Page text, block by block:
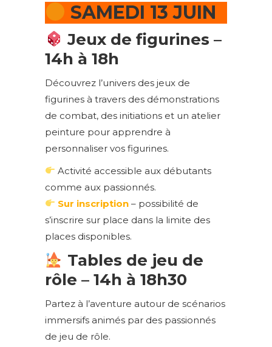
SAMEDI 13 JUIN
Jeux de figurines –
14h à 18h
Découvrez l’univers des jeux de
figurines à travers des démonstrations
de combat, des initiations et un atelier
peinture pour apprendre à
personnaliser vos figurines.
Activité accessible aux débutants
comme aux passionnés.
Sur inscription – possibilité de
s’inscrire sur place dans la limite des
places disponibles.
Tables de jeu de
rôle – 14h à 18h30
Partez à l’aventure autour de scénarios
immersifs animés par des passionnés
de jeu de rôle.